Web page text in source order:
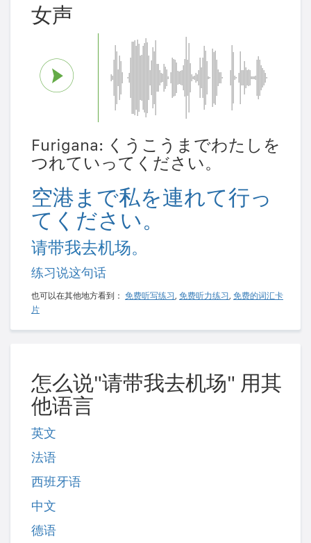
女声
Furigana: くうこうまでわたしを
つれていってください。
空港まで私を連れて行っ
てください。
请带我去机场。
练习说这句话
也可以在其他地方看到： 免费听写练习 , 免费听力练习 , 免费的词汇卡
片
怎么说"请带我去机场" 用其
他语言
英文
法语
西班牙语
中文
德语